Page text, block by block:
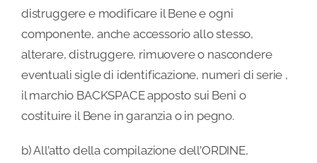
distruggere e modificare il Bene e ogni
componente, anche accessorio allo stesso,
alterare, distruggere, rimuovere o nascondere
eventuali sigle di identificazione, numeri di serie ,
il marchio BACKSPACE apposto sui Beni o
costituire il Bene in garanzia o in pegno.
b) All’atto della compilazione dell’ORDINE,